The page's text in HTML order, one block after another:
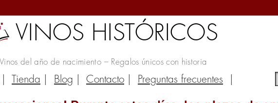
VINOS HISTÓRICOS
Vinos del año de nacimiento – Regalos únicos con historia
| Tienda | Blog | Contacto | Preguntas frecuentes |